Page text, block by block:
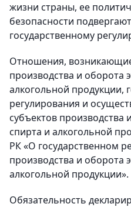
жизни страны, ее
безопасности
государственному
Отношения,
производства и оборота
алкогольной продукции,
регулирования и
субъектов производства
спирта и алкогольной
РК «О государственном
производства и оборота
алкогольной продукции».
Обязательность